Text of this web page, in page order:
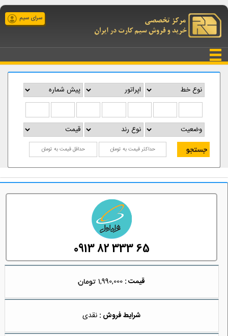
سرای سیم
0913 82 333 65
قیمت :
شرایط فروش : نقدی